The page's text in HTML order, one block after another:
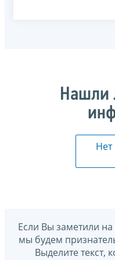
Нашли
Нет
Если Вы заметили на
мы будем
Выделите